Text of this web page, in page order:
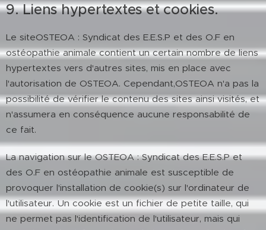
9. Liens hypertextes et cookies.
Le siteOSTEOA : Syndicat des E.E.S.P et des O.F en
ostéopathie animale contient un certain nombre de liens
hypertextes vers d'autres sites, mis en place avec
l'autorisation de OSTEOA. Cependant,OSTEOA n'a pas la
possibilité de vérifier le contenu des sites ainsi visités, et
n'assumera en conséquence aucune responsabilité de
ce fait.
La navigation sur le OSTEOA : Syndicat des E.E.S.P et
des O.F en ostéopathie animale est susceptible de
provoquer l'installation de cookie(s) sur l'ordinateur de
l'utilisateur. Un cookie est un fichier de petite taille, qui
ne permet pas l'identification de l'utilisateur, mais qui